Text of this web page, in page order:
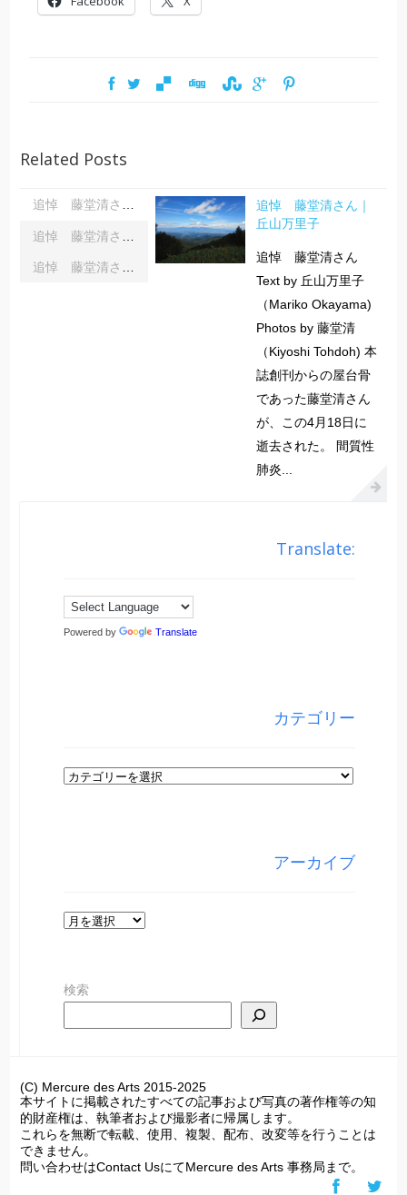
Related Posts
追悼 藤堂清さん｜丘山万里子
追悼 藤堂清さん｜
丘山万里子
追悼 藤堂清さん
Text by 丘山万里子
（Mariko Okayama)
Photos by 藤堂清
（Kiyoshi Tohdoh) 本
誌創刊からの屋台骨
であった藤堂清さん
が、この4月18日に
逝去された。 間質性
肺炎...
Translate:
Powered by Translate
カテゴリー
カ
アーカイブ
ア
イ
検索
(C) Mercure des Arts 2015-2025
本サイトに掲載されたすべての記事および写真の著作権等の知
的財産権は、執筆者および撮影者に帰属します。
これらを無断で転載、使用、複製、配布、改変等を行うことは
できません。
問い合わせはContact UsにてMercure des Arts 事務局まで。